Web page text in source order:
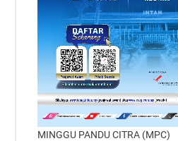
MINGGU PANDU CITRA (MPC)